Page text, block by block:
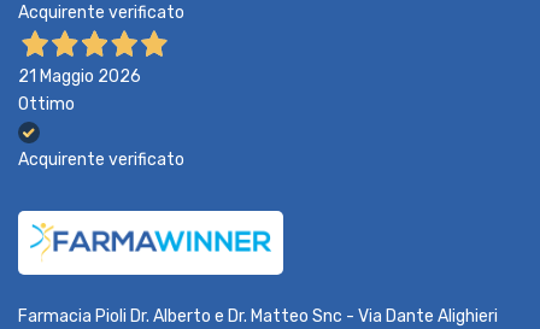
Acquirente verificato
21 Maggio 2026
Ottimo
Acquirente verificato
Farmacia Pioli Dr. Alberto e Dr. Matteo Snc - Via Dante Alighieri